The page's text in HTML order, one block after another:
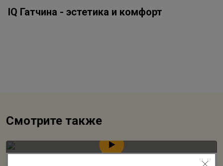
IQ Гатчина - эстетика и комфорт
Смотрите также